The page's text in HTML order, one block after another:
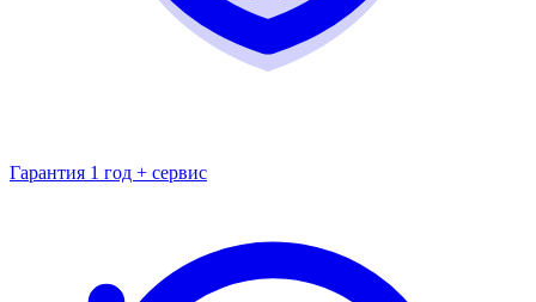
Гарантия 1 год + сервис